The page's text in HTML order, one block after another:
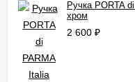
Ручка PORTA
хром
2 600 ₽